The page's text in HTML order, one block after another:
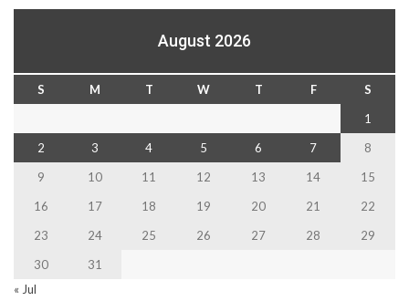
August 2026
S M T W T F
S
1
2
3 4 5 6 7
8
9
10 11 12 13 14
15
16
17 18 19 20 21
22
23
24 25 26 27 28
29
30
31
« Jul